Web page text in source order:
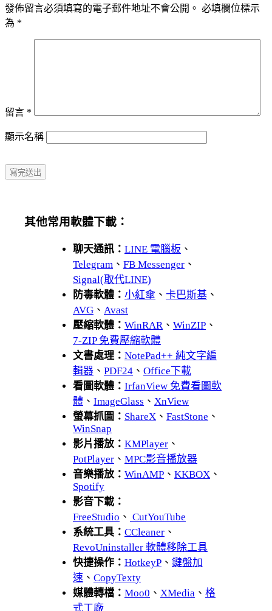
發佈留言必須填寫的電子郵件地址不會公開。 必填欄位標示
為 *
留言 *
顯示名稱
其他常用軟體下載：
聊天通訊： LINE 電腦板 、
Telegram 、 FB Messenger 、
Signal(取代LINE)
防毒軟體： 小紅傘 、 卡巴斯基 、
AVG 、 Avast
壓縮軟體： WinRAR 、 WinZIP 、
7-ZIP 免費壓縮軟體
文書處理： NotePad++ 純文字編
輯器 、 PDF24 、 Office下載
看圖軟體： IrfanView 免費看圖軟
體 、 ImageGlass 、 XnView
螢幕抓圖： ShareX 、 FastStone 、
WinSnap
影片播放： KMPlayer 、
PotPlayer 、 MPC影音播放器
音樂播放： WinAMP 、 KKBOX 、
Spotify
影音下載：
FreeStudio 、 CutYouTube
系統工具： CCleaner 、
RevoUninstaller 軟體移除工具
快捷操作： HotkeyP 、 鍵盤加
速 、 CopyTexty
媒體轉檔： Moo0 、 XMedia 、 格
式工廠